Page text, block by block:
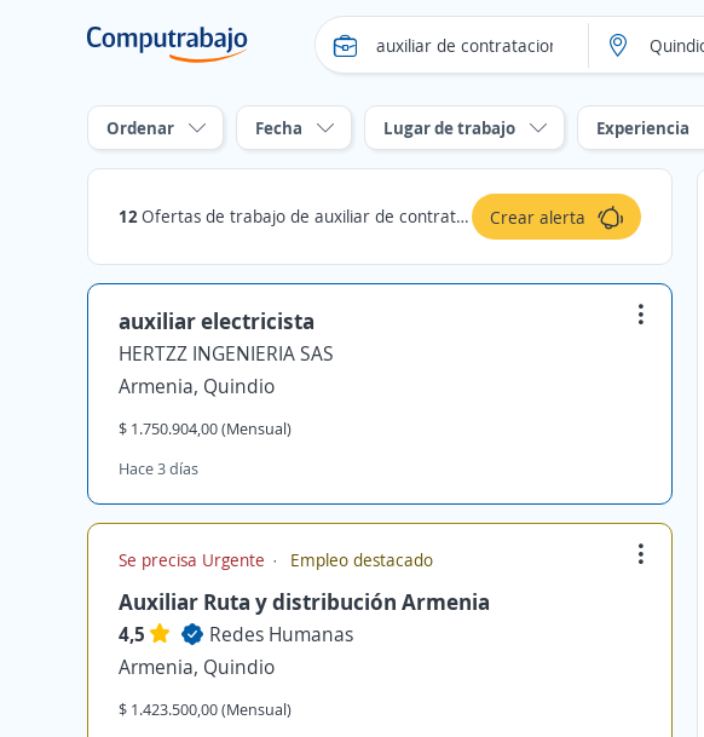
Ordenar Fecha Lugar de trabajo Experiencia
12Ofertas de trabajo de auxiliar de contratacion en Quindio Crear alerta
auxiliar electricista
HERTZZ INGENIERIA SAS
Armenia, Quindio
$ 1.750.904,00 (Mensual)
Hace 3 días
Se precisa Urgente Empleo destacado
Auxiliar Ruta y distribución Armenia
4,5
Redes Humanas
Armenia, Quindio
$ 1.423.500,00 (Mensual)